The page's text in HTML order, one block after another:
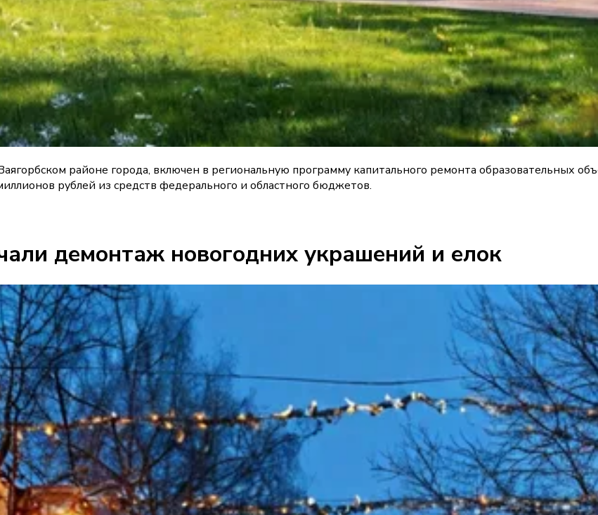
районе города, включен в региональную программу капитального ремонта образовательных
рублей из средств федерального и областного бюджетов.
демонтаж новогодних украшений и елок